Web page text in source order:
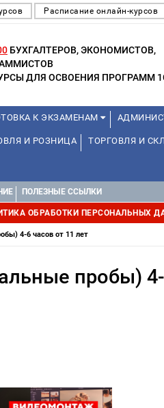
Расписание онлайн-курсов
БУХГАЛТЕРОВ, ЭКОНОМИСТОВ,
ДЛЯ ОСВОЕНИЯ ПРОГРАММ
К ЭКЗАМЕНАМ
И РОЗНИЦА ТОРГОВЛЯ И
ПРЕПОДАВАТЕЛЕЙ ШКОЛЬНЫХ
(ПРОФЕССИОНАЛЬНЫЕ
ПОЛЕЗНЫЕ ССЫЛКИ
ОБРАБОТКИ ПЕРСОНАЛЬНЫХ
4-6 часов от 11 лет
пробы) 4-